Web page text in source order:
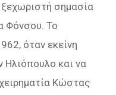
σημασία
Φόνσου. Το
όταν εκείνη
Ηλιόπουλο και να
Κώστας